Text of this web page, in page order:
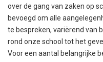
over de gang van zaken op
bevoegd om alle
te bespreken, variërend van
rond onze school tot het
Voor een aantal belangrijke